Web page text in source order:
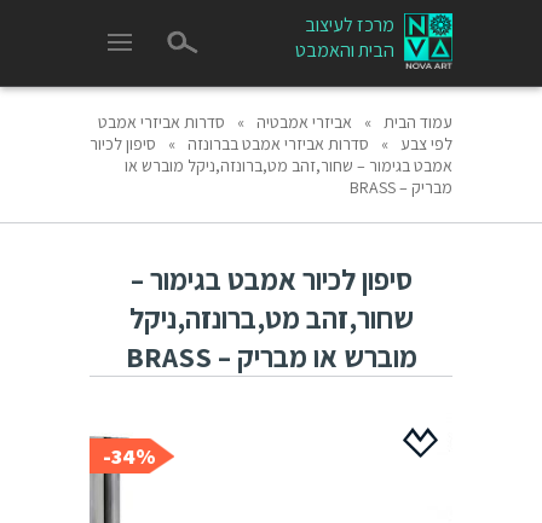
מרכז לעיצוב
הבית והאמבט
עמוד הבית » אביזרי אמבטיה »
סדרות אביזרי אמבט
לפי צבע » סדרות אביזרי אמבט בברונזה »
סיפון לכיור
אמבט בגימור – שחור,זהב מט,ברונזה,ניקל מוברש או
מבריק – BRASS
סיפון לכיור אמבט בגימור –
שחור,זהב מט,ברונזה,ניקל
מוברש או מבריק – BRASS
34%-